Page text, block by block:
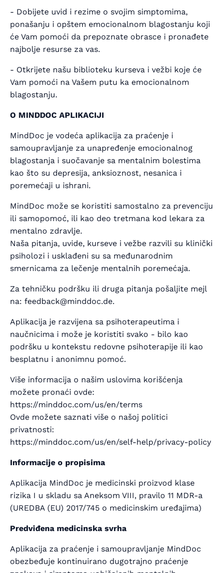
- Dobijete uvid i rezime o svojim simptomima,
ponašanju i opštem emocionalnom blagostanju koji
će Vam pomoći da prepoznate obrasce i pronađete
najbolje resurse za vas.
- Otkrijete našu biblioteku kurseva i vežbi koje će
Vam pomoći na Vašem putu ka emocionalnom
blagostanju.
O MINDDOC APLIKACIJI
MindDoc je vodeća aplikacija za praćenje i
samoupravljanje za unapređenje emocionalnog
blagostanja i suočavanje sa mentalnim bolestima
kao što su depresija, anksioznost, nesanica i
poremećaji u ishrani.
MindDoc može se koristiti samostalno za prevenciju
ili samopomoć, ili kao deo tretmana kod lekara za
mentalno zdravlje.
Naša pitanja, uvide, kurseve i vežbe razvili su klinički
psiholozi i usklađeni su sa međunarodnim
smernicama za lečenje mentalnih poremećaja.
Za tehničku podršku ili druga pitanja pošaljite mejl
na: feedback@minddoc.de.
Aplikacija je razvijena sa psihoterapeutima i
naučnicima i može je koristiti svako - bilo kao
podršku u kontekstu redovne psihoterapije ili kao
besplatnu i anonimnu pomoć.
Više informacija o našim uslovima korišćenja
možete pronaći ovde:
https://minddoc.com/us/en/terms
Ovde možete saznati više o našoj politici
privatnosti:
https://minddoc.com/us/en/self-help/privacy-policy
Informacije o propisima
Aplikacija MindDoc je medicinski proizvod klase
rizika I u skladu sa Aneksom VIII, pravilo 11 MDR-a
(UREDBA (EU) 2017/745 o medicinskim uređajima)
Predviđena medicinska svrha
Aplikacija za praćenje i samoupravljanje MindDoc
obezbeđuje kontinuirano dugotrajno praćenje